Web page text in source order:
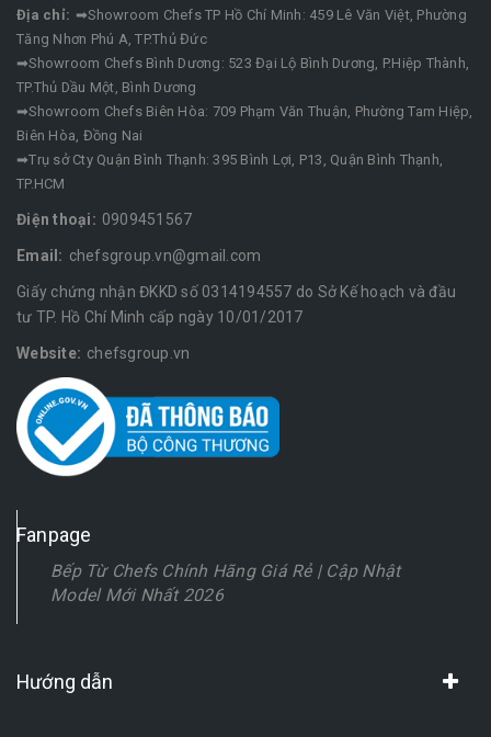
Địa chỉ: ➡Showroom Chefs TP Hồ Chí Minh: 459 Lê Văn Việt, Phường
Tăng Nhơn Phú A, TP.Thủ Đức
➡Showroom Chefs Bình Dương: 523 Đại Lộ Bình Dương, P.Hiệp Thành,
TP.Thủ Dầu Một, Bình Dương
➡Showroom Chefs Biên Hòa: 709 Phạm Văn Thuận, Phường Tam Hiệp,
Biên Hòa, Đồng Nai
➡Trụ sở Cty Quận Bình Thạnh: 395 Bình Lợi, P13, Quận Bình Thạnh,
TP.HCM
Điện thoại: 0909451567
Email: chefsgroup.vn@gmail.com
Giấy chứng nhận ĐKKD số 0314194557 do Sở Kế hoạch và đầu
tư TP. Hồ Chí Minh cấp ngày 10/01/2017
Website: chefsgroup.vn
Fanpage
Bếp Từ Chefs Chính Hãng Giá Rẻ | Cập Nhật
Model Mới Nhất 2026
Hướng dẫn